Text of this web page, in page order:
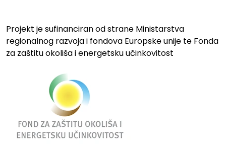
Projekt je sufinanciran od strane Ministarstva
regionalnog razvoja i fondova Europske unije te Fonda
za zaštitu okoliša i energetsku učinkovitost